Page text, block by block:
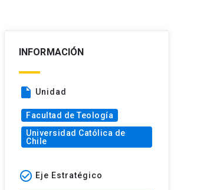
INFORMACIÓN
insert_drive_file Unidad
Facultad de Teología
Universidad Católica de
Chile
check_circle_outline Eje Estratégico